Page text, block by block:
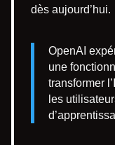
dès aujourd’hui.
OpenAI
une
transformer
les